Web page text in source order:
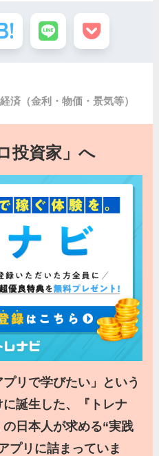
経済（金利・物価・景気等）
投資家」へ
プリで学びたい」という
誕生した、『トレナ
日本人が求める“実践
プリに詰まっていま